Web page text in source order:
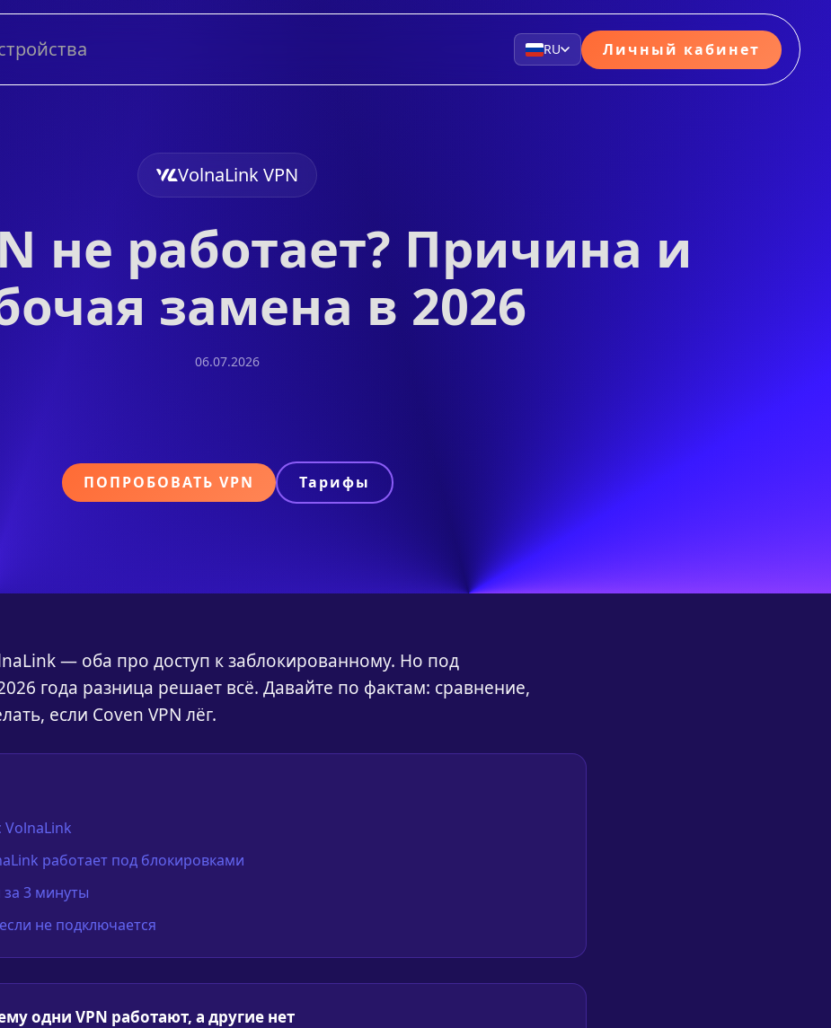
RU Личный кабинет
VolnaLink VPN
не работает? Причина и
замена в 2026
06.07.2026
ПОПРОБОВАТЬ VPN Тарифы
— оба про доступ к заблокированному. Но под
года разница решает всё. Давайте по фактам: сравнение,
если Coven VPN лёг.
VolnaLink
работает под блокировками
за 3 минуты
не подключается
одни VPN работают, а другие нет